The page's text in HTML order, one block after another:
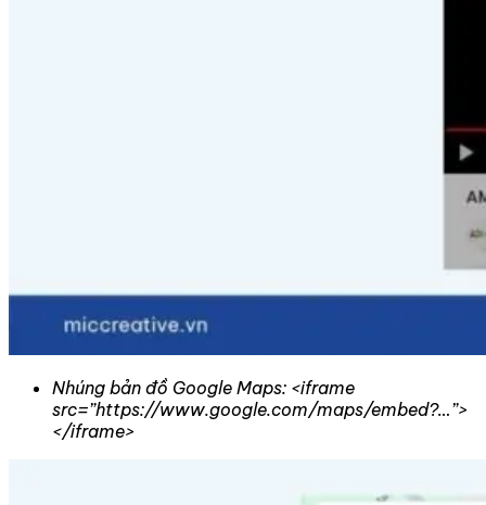
Nhúng bản đồ Google Maps: <iframe
src=”https://www.google.com/maps/embed?…”>
</iframe>